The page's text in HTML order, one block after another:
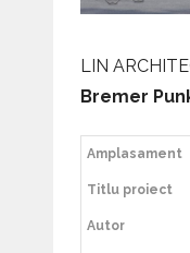
LIN
Bremer
Amplasament
Titlu proiect
Autor